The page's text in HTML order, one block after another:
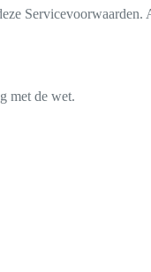
Servicevoorwaarden.
met de wet.